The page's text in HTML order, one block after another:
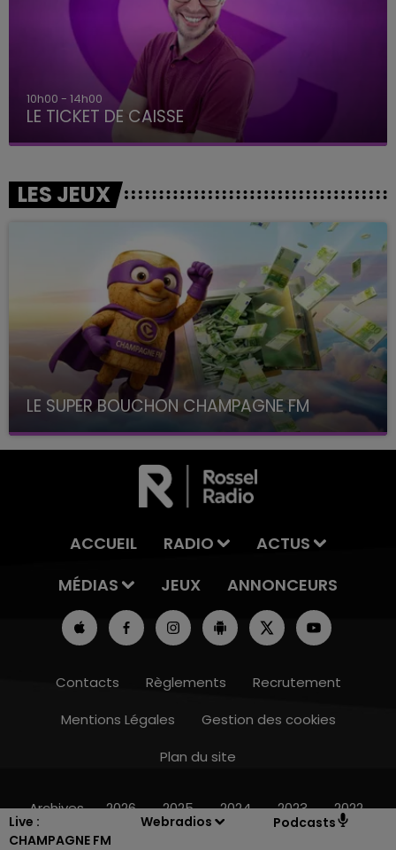
Live :
CHAMPAGNE FM
Webradios Podcasts
10h00 - 14h00
LE TICKET DE CAISSE
LES JEUX
LE SUPER BOUCHON CHAMPAGNE FM
avec La Famille Champagne FM, à 8H10
ACCUEIL RADIO
ACTUS
MÉDIAS
JEUX ANNONCEURS
Contacts Règlements
Recrutement
Mentions Légales
Gestion des cookies
Plan du site
Archives 2026 2025 2024 2023 2022